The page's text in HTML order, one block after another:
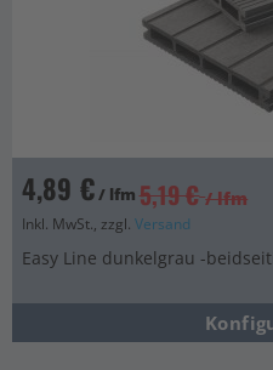
4,89 €/ lfm 5,19 € / lfm
Inkl. MwSt., zzgl. Versand
Easy Line dunkelgrau -